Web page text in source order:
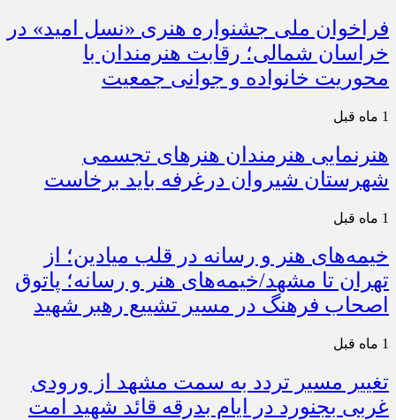
فراخوان ملی جشنواره هنری «نسل امید» در
خراسان شمالی؛ رقابت هنرمندان با
محوریت خانواده و جوانی جمعیت
1 ماه قبل
هنرنمایی هنرمندان هنرهای تجسمی
شهرستان شیروان درغرفه باید برخاست
1 ماه قبل
خیمه‌های هنر و رسانه در قلب میادین؛ از
تهران تا مشهد/خیمه‌های هنر و رسانه؛ پاتوق
اصحاب فرهنگ در مسیر تشییع رهبر شهید
1 ماه قبل
تغییر مسیر تردد به سمت مشهد از ورودی
غربی بجنورد در ایام بدرقه قائد شهید امت